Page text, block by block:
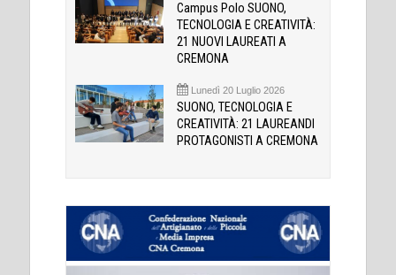
Campus Polo SUONO,
TECNOLOGIA E CREATIVITÀ:
21 NUOVI LAUREATI A
CREMONA
Lunedì 20 Luglio 2026
SUONO, TECNOLOGIA E
CREATIVITÀ: 21 LAUREANDI
PROTAGONISTI A CREMONA